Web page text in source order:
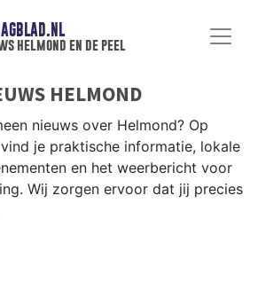
helmond en de peel
HELMOND
nieuws over Helmond? Op
je praktische informatie, lokale
en het weerbericht voor
Wij zorgen ervoor dat jij precies